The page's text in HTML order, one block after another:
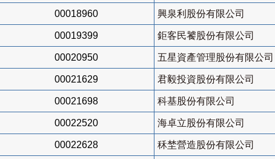
00018960 興泉利股份有限公司
00019399 鉅客民饕股份有限公司
00020950 五星資產管理股份有限公司
00021629 君毅投資股份有限公司
00021698 科基股份有限公司
00022520 海卓立股份有限公司
00022628 秝埜營造股份有限公司